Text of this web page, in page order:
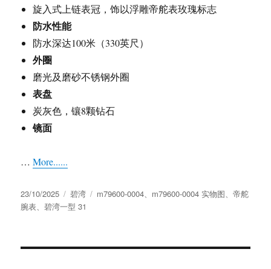
旋入式上链表冠，饰以浮雕帝舵表玫瑰标志
防水性能
防水深达100米（330英尺）
外圈
磨光及磨砂不锈钢外圈
表盘
炭灰色，镶8颗钻石
镜面
…More......
发
布
23/10/2025
分
类
碧湾
标
m79600-0004、 m79600-0004 实物图、帝舵
腕表、碧湾一型 31